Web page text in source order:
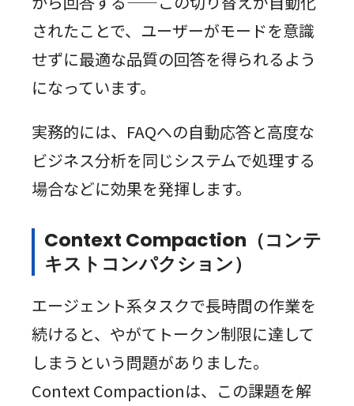
されたことで、ユーザーがモードを意識
せずに最適な品質の回答を得られるよう
になっています。
実務的には、FAQへの自動応答と高度な
ビジネス分析を同じシステムで処理する
場合などに効果を発揮します。
Context Compaction（コンテ
キストコンパクション）
エージェント系タスクで長時間の作業を
続けると、やがてトークン制限に達して
しまうという問題がありました。
Context Compactionは、この課題を解